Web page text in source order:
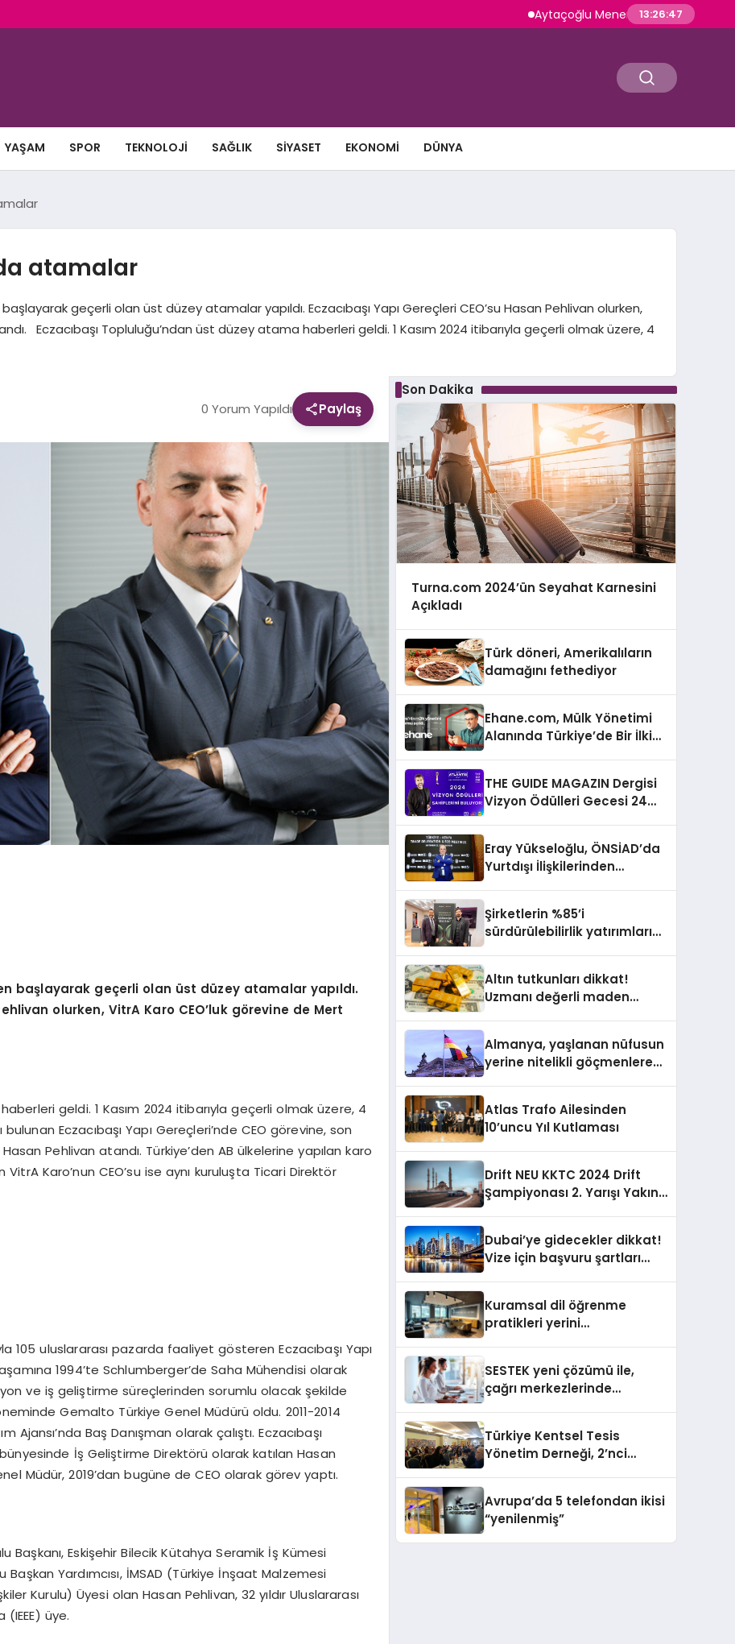
Aytaçoğlu Menemen: Çakallı Menemeni
13:26:48
YAŞAM SPOR TEKNOLOJI SAĞLIK SIYASET EKONOMI DÜNYA
atamalar
geçerli olan üst düzey atamalar yapıldı. Eczacıbaşı Yapı Gereçleri CEO’su Hasan Pehlivan olurken,
Eczacıbaşı Topluluğu’ndan üst düzey atama haberleri geldi. 1 Kasım 2024 itibarıyla geçerli olmak üzere, 4
0 Yorum Yapıldı Paylaş
başlayarak geçerli olan üst düzey atamalar yapıldı.
olurken, VitrA Karo CEO’luk görevine de Mert
geldi. 1 Kasım 2024 itibarıyla geçerli olmak üzere, 4
Eczacıbaşı Yapı Gereçleri’nde CEO görevine, son
Pehlivan atandı. Türkiye’den AB ülkelerine yapılan karo
Karo’nun CEO’su ise aynı kuruluşta Ticari Direktör
uluslararası pazarda faaliyet gösteren Eczacıbaşı Yapı
1994’te Schlumberger’de Saha Mühendisi olarak
ve iş geliştirme süreçlerinden sorumlu olacak şekilde
Gemalto Türkiye Genel Müdürü oldu. 2011-2014
Ajansı’nda Baş Danışman olarak çalıştı. Eczacıbaşı
bünyesinde İş Geliştirme Direktörü olarak katılan Hasan
Müdür, 2019’dan bugüne de CEO olarak görev yaptı.
Başkanı, Eskişehir Bilecik Kütahya Seramik İş Kümesi
Yardımcısı, İMSAD (Türkiye İnşaat Malzemesi
Kurulu) Üyesi olan Hasan Pehlivan, 32 yıldır Uluslararası
üye.
Son Dakika
Turna.com 2024’ün Seyahat Karnesini
Açıkladı
Türk döneri, Amerikalıların
damağını fethediyor
Ehane.com, Mülk Yönetimi
Alanında Türkiye’de Bir İlki
THE GUIDE MAGAZIN Dergisi
Vizyon Ödülleri Gecesi 24
Eray Yükseloğlu, ÖNSİAD’da
Yurtdışı İlişkilerinden
Şirketlerin %85’i
sürdürülebilirlik yatırımlarını
Altın tutkunları dikkat!
Uzmanı değerli maden
Almanya, yaşlanan nüfusun
yerine nitelikli göçmenlere
Atlas Trafo Ailesinden
10’uncu Yıl Kutlaması
Drift NEU KKTC 2024 Drift
Şampiyonası 2. Yarışı Yakın
Dubai’ye gidecekler dikkat!
Vize için başvuru şartları
Kuramsal dil öğrenme
pratikleri yerini
SESTEK yeni çözümü ile,
çağrı merkezlerinde
Türkiye Kentsel Tesis
Yönetim Derneği, 2’nci
Avrupa’da 5 telefondan ikisi
“yenilenmiş”